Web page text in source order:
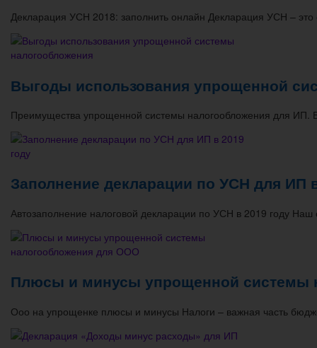
Декларация УСН 2018: заполнить онлайн Декларация УСН –
Выгоды использования упрощенной
Преимущества упрощенной системы налогообложения для
Заполнение декларации по УСН для ИП
Автозаполнение налоговой декларации по УСН в 2019 году
Плюсы и минусы упрощенной системы
Ооо на упрощенке плюсы и минусы Налоги – важная часть